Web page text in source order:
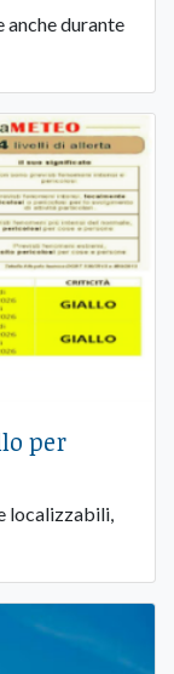
anche durante
per
localizzabili,